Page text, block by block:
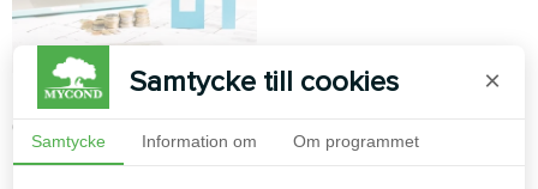
Mycond
01.04.2024
Sätt att minska
Samtycke till cookies ×
Samtycke Information om Om programmet